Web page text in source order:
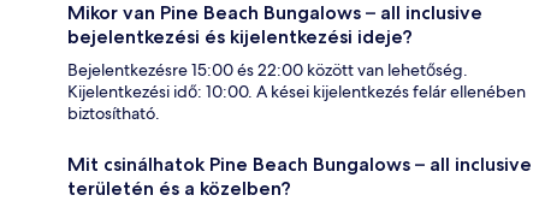
Mikor van Pine Beach Bungalows – all inclusive
bejelentkezési és kijelentkezési ideje?
Bejelentkezésre 15:00 és 22:00 között van lehetőség.
Kijelentkezési idő: 10:00. A kései kijelentkezés felár ellenében
biztosítható.
Mit csinálhatok Pine Beach Bungalows – all inclusive
területén és a közelben?